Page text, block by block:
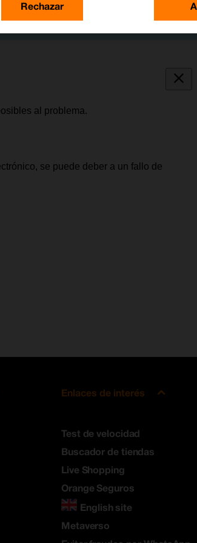
al problema.
se puede deber a un fallo de
Enlaces de interés
Test de velocidad
Buscador de tiendas
Live Shopping
Orange Seguros
English site
Metaverso
Rechazar